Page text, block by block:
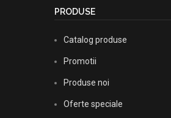
PRODUSE
Catalog produse
Promotii
Produse noi
Oferte speciale